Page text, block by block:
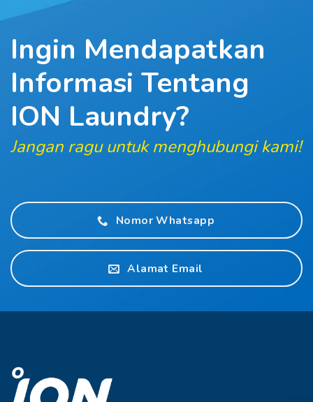
Ingin Mendapatkan
Informasi Tentang
ION Laundry?
Jangan ragu untuk menghubungi kami!
Nomor Whatsapp
Alamat Email